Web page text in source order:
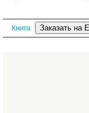
Книга